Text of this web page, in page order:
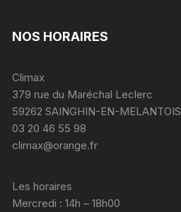
NOS HORAIRES
Climax
379 rue du Maréchal Leclerc
59262 SAINGHIN-EN-MELANTOIS
03 20 46 55 98
climax@orange.fr
Les horaires
Mercredi : 14h – 18h00